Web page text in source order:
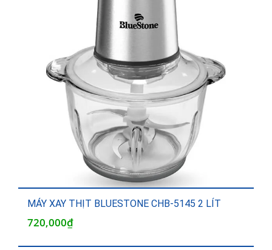
MÁY XAY THỊT BLUESTONE CHB-5145 2 LÍT
720,000₫